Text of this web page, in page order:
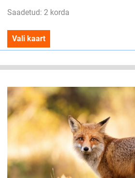
Saadetud: 2 korda
Vali kaart